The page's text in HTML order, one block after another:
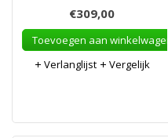
€309,00
Toevoegen aan winkelwagen
Verlanglijst
Vergelijk